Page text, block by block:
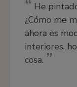
He
¿Cómo me
ahora es
interiores,
cosa.